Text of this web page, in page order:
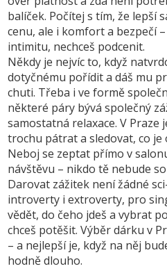
balíček. Počítej s tím, že lepší
cenu, ale i komfort a bezpečí
intimitu, nechceš podcenit.
Někdy je nejvíc to, když
dotyčnému pořídit a dáš mu
chuti. Třeba i ve formě
některé páry bývá společný
samostatná relaxace. V Praze
trochu pátrat a sledovat, co je
Neboj se zeptat přímo v
návštěvu – nikdo tě nebude
Darovat zážitek není žádné
introverty i extroverty, pro
vědět, do čeho jdeš a vybrat
chceš potěšit. Výběr dárku v
– a nejlepší je, když na něj
hodně dlouho.